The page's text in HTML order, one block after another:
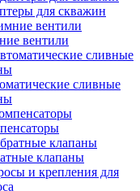
для скважин
вентили
сливные
клапаны